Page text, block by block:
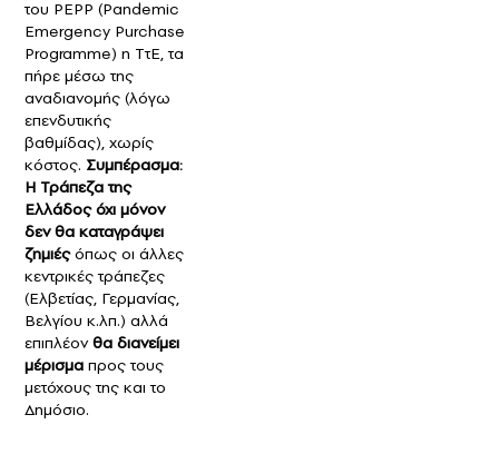
του PEPP (Pandemic
Emergency Purchase
Programme) η ΤτΕ, τα
πήρε μέσω της
αναδιανομής (λόγω
επενδυτικής
βαθμίδας), χωρίς
κόστος. Συμπέρασμα:
Η Τράπεζα της
Ελλάδος όχι μόνον
δεν θα καταγράψει
ζημιέςόπως οι άλλες
κεντρικές τράπεζες
(Ελβετίας, Γερμανίας,
Βελγίου κ.λπ.) αλλά
επιπλέονθα διανείμει
μέρισμα προς τους
μετόχους της και το
Δημόσιο.